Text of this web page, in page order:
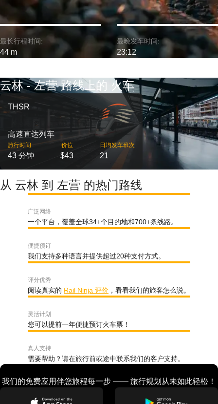
最长行程时间:
44 m
最晚发车时间:
23:12
云林 - 左营 路线上的 火车
THSR
高速直达列车
旅行时间
43 分钟
价位
$43
日均发车班次
21
从 云林 到 左营 的热门路线
广泛网络
一个平台，覆盖全球34+个目的地和700+条线路。
便捷预订
我们支持多种语言并提供超过20种支付方式。
评分优秀
阅读真实的 Rail Ninja 评价 ，看看我们的旅客怎么说。
灵活计划
您可以提前一年便捷预订火车票！
真人支持
需要帮助？请在旅行前或途中联系我们的客户支持。
我们的免费应用伴您旅程每一步 —— 旅行规划从未如此轻松！